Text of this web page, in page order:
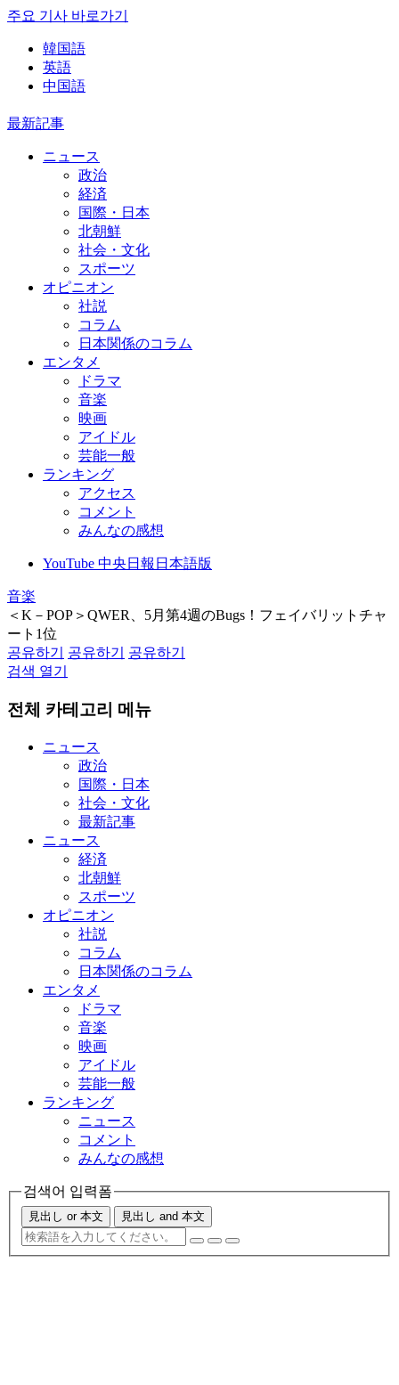
주요 기사 바로가기
韓国語
英語
中国語
最新記事
ニュース
政治
経済
国際・日本
北朝鮮
社会・文化
スポーツ
オピニオン
社説
コラム
日本関係のコラム
エンタメ
ドラマ
音楽
映画
アイドル
芸能一般
ランキング
アクセス
コメント
みんなの感想
YouTube 中央日報日本語版
音楽
＜K－POP＞QWER、5月第4週のBugs！フェイバリットチャ
ート1位
공유하기
공유하기
공유하기
검색 열기
전체 카테고리 메뉴
ニュース
政治
国際・日本
社会・文化
最新記事
ニュース
経済
北朝鮮
スポーツ
オピニオン
社説
コラム
日本関係のコラム
エンタメ
ドラマ
音楽
映画
アイドル
芸能一般
ランキング
ニュース
コメント
みんなの感想
검색어 입력폼
見出し or 本文 見出し and 本文